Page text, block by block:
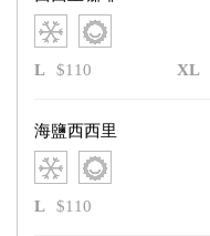
L $110 XL
海鹽西西里
L $110